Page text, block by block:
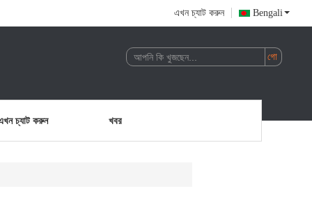
এখন চ্যাট করুন Bengali
চ্যাট করুন খবর